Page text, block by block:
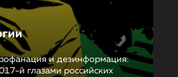
и дезинформация:
й глазами российских